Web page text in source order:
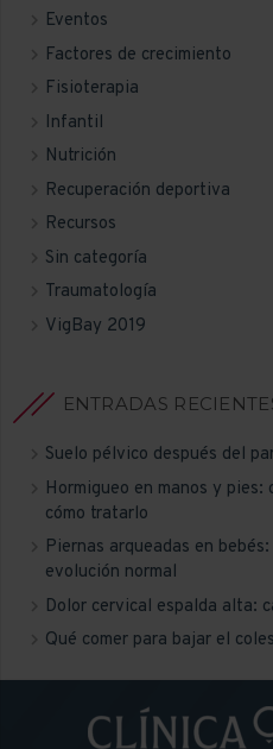
Eventos
Factores de crecimiento
Fisioterapia
Infantil
Nutrición
Recuperación deportiva
Recursos
Sin categoría
Traumatología
VigBay 2019
ENTRADAS
Suelo pélvico después del
Hormigueo en manos y
cómo tratarlo
Piernas arqueadas en
evolución normal
Dolor cervical espalda alta:
Qué comer para bajar el